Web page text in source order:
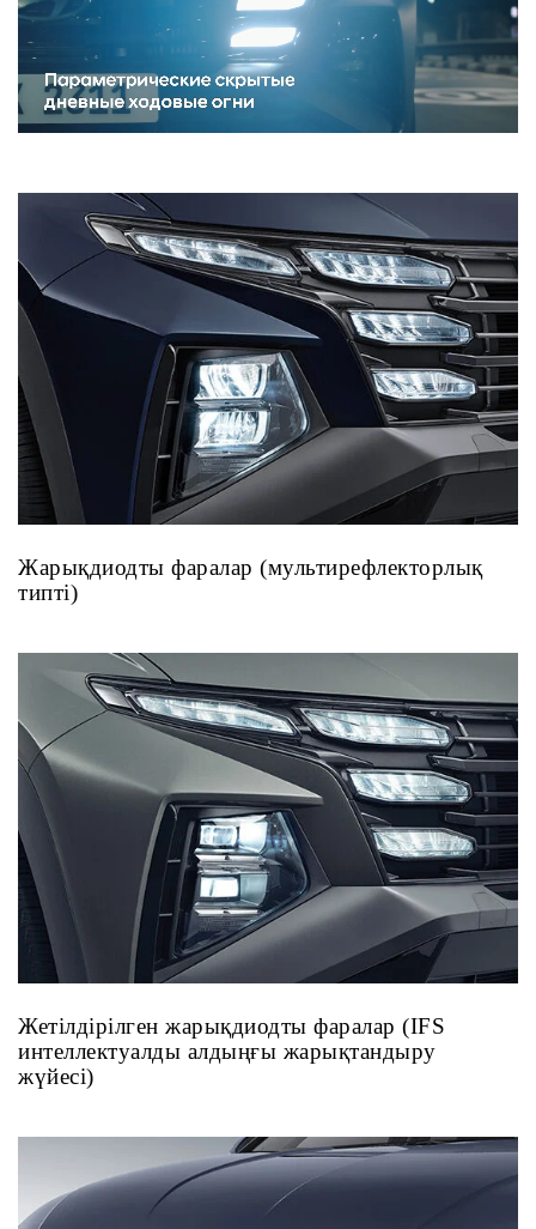
Жарықдиодты фаралар (мультирефлекторлық
типті)
Жетілдірілген жарықдиодты фаралар (IFS
интеллектуалды алдыңғы жарықтандыру
жүйесі)